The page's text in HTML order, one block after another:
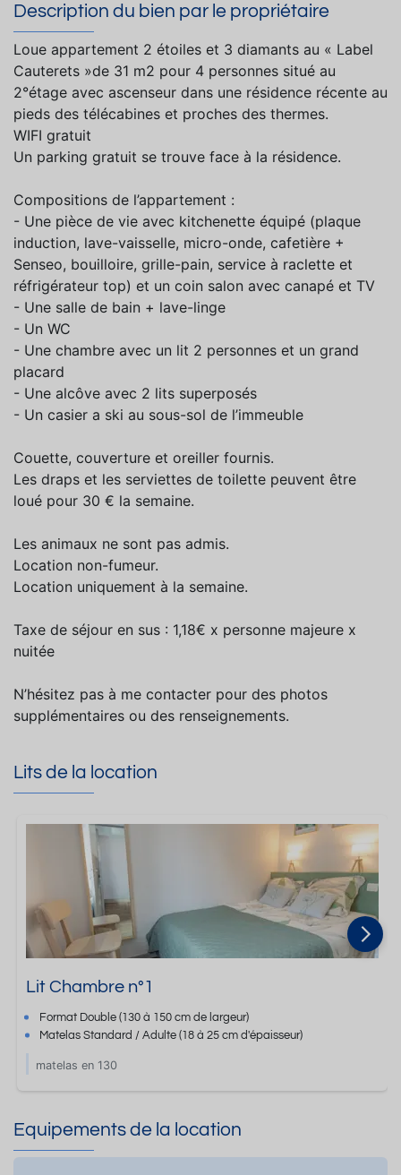
Description du bien par le propriétaire
Loue appartement 2 étoiles et 3 diamants au « Label
Cauterets »de 31 m2 pour 4 personnes situé au
2°étage avec ascenseur dans une résidence récente au
pieds des télécabines et proches des thermes.
WIFI gratuit
Un parking gratuit se trouve face à la résidence.
Compositions de l’appartement :
- Une pièce de vie avec kitchenette équipé (plaque
induction, lave-vaisselle, micro-onde, cafetière +
Senseo, bouilloire, grille-pain, service à raclette et
réfrigérateur top) et un coin salon avec canapé et TV
- Une salle de bain + lave-linge
- Un WC
- Une chambre avec un lit 2 personnes et un grand
placard
- Une alcôve avec 2 lits superposés
- Un casier a ski au sous-sol de l’immeuble
Couette, couverture et oreiller fournis.
Les draps et les serviettes de toilette peuvent être
loué pour 30 € la semaine.
Les animaux ne sont pas admis.
Location non-fumeur.
Location uniquement à la semaine.
Taxe de séjour en sus : 1,18€ x personne majeure x
nuitée
N’hésitez pas à me contacter pour des photos
supplémentaires ou des renseignements.
Lits de la location
Lit Chambre n°1
Format Double (130 à 150 cm de largeur)
Matelas Standard / Adulte(18 à 25 cm d'épaisseur)
matelas en 130
Equipements de la location